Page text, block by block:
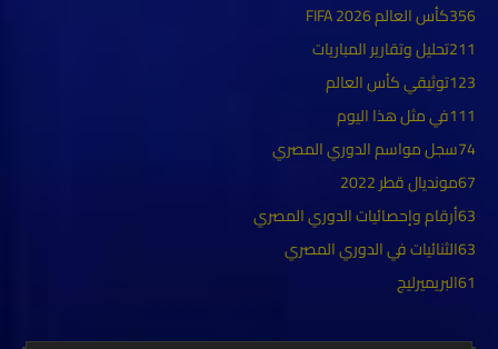
كأس العالم FIFA 2026356
تحليل وتقارير المباريات211
توثيقي كأس العالم123
في مثل هذا اليوم111
سجل مواسم الدوري المصري74
مونديال قطر 202267
أرقام وإحصائيات الدوري المصري63
الثنائيات في الدوري المصري63
البريميرليج61